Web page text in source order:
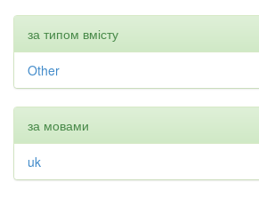
за типом вмісту
Other
за мовами
uk